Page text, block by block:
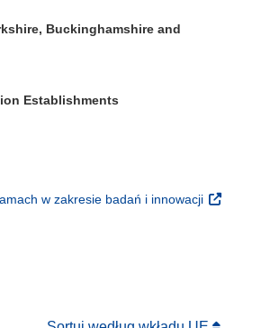
Buckinghamshire and
Establishments
otworzy się w nowym oknie)
się w nowym oknie)
w zakresie badań i innowacji
otworzy się w nowym oknie)